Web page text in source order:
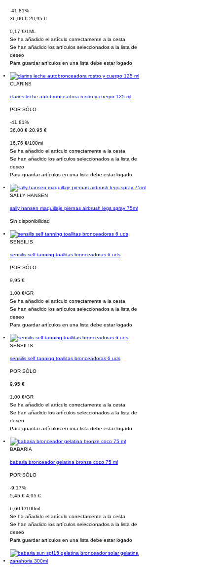
-41.81%
36,00 € 20,95 €
0,17 €/1ML
Se ha añadido el artículo correctamente a la cesta
Se han añadido los artículos seleccionados a la lista de
deseo
Para guardar artículos en una lista debe estar logado
CLARINS
clarins leche autobronceadora rostro y cuerpo 125 ml
POR SÓLO
-41.81%
36,00 € 20,95 €
16,76 €/100ml
Se ha añadido el artículo correctamente a la cesta
Se han añadido los artículos seleccionados a la lista de
deseo
Para guardar artículos en una lista debe estar logado
SALLY HANSEN
sally hansen maquillaje piernas airbrush legs spray 75ml
Sin disponibilidad
SENSILIS
sensilis self tanning toallitas bronceadoras 6 uds
POR SÓLO
9,95 €
1,00 €/GR
Se ha añadido el artículo correctamente a la cesta
Se han añadido los artículos seleccionados a la lista de
deseo
Para guardar artículos en una lista debe estar logado
SENSILIS
sensilis self tanning toallitas bronceadoras 6 uds
POR SÓLO
9,95 €
1,00 €/GR
Se ha añadido el artículo correctamente a la cesta
Se han añadido los artículos seleccionados a la lista de
deseo
Para guardar artículos en una lista debe estar logado
BABARIA
babaria bronceador gelatina bronze coco 75 ml
POR SÓLO
-9.17%
5,45 € 4,95 €
6,60 €/100ml
Se ha añadido el artículo correctamente a la cesta
Se han añadido los artículos seleccionados a la lista de
deseo
Para guardar artículos en una lista debe estar logado